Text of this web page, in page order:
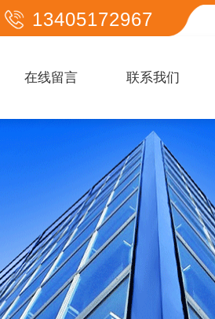
13405172967
在线留言 联系我们